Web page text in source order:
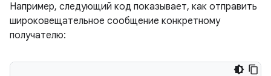
Например, следующий код показывает, как отправить
широковещательное сообщение конкретному
получателю: